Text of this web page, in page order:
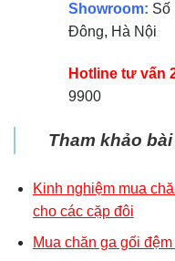
Showroom: Số
Đông, Hà Nội
Hotline tư vấn
9900
Tham khảo
Kinh nghiệm mua
cho các cặp đôi
Mua chăn ga gối